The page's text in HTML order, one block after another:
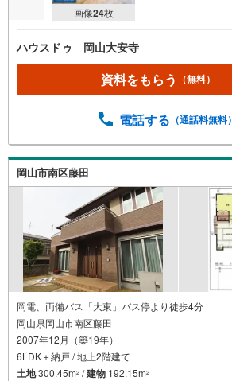
画像24枚
ハウスドゥ 岡山大安寺
資料をもらう （無料）
電話する （通話料無料）
岡山市南区藤田
岡電、両備バス「大東」バス停より徒歩4分
岡山県岡山市南区藤田
2007年12月（築19年）
6LDK＋納戸 / 地上2階建て
土地300.45m2 /建物 192.15m2